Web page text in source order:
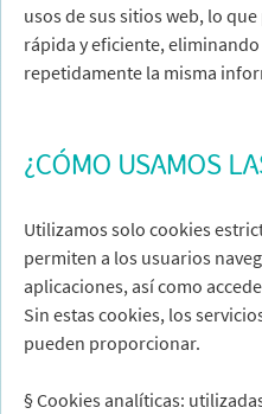
usos de sus sitios web, lo
rápida y eficiente,
repetidamente la misma
¿CÓMO USAMOS
Utilizamos solo cookies
permiten a los usuarios
aplicaciones, así como
Sin estas cookies, los
pueden proporcionar.
§ Cookies analíticas: